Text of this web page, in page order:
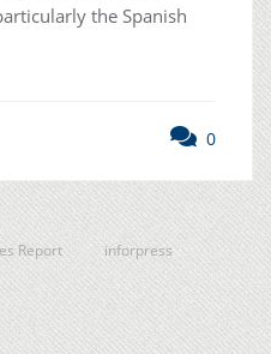
the Spanish
0
Report inforpress